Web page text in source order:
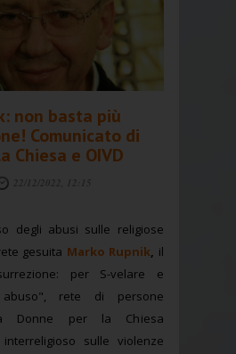
non basta più
Comunicato di
Chiesa e OIVD
degli abusi sulle religiose
gesuita Marko Rupnik, il
per S-velare e
rete di persone
Donne per la Chiesa
sulle violenze